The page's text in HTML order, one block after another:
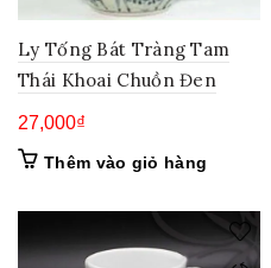
Ly Tống Bát Tràng Tam
Thái Khoai Chuồn Đen
27,000₫
Thêm vào giỏ hàng